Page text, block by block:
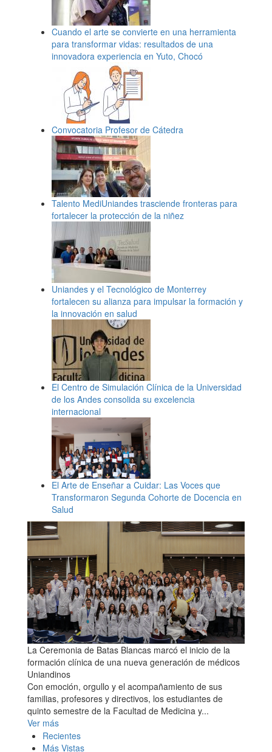
Cuando el arte se convierte en una herramienta
para transformar vidas: resultados de una
innovadora experiencia en Yuto, Chocó
Convocatoria Profesor de Cátedra
Talento MediUniandes trasciende fronteras para
fortalecer la protección de la niñez
Uniandes y el Tecnológico de Monterrey
fortalecen su alianza para impulsar la formación y
la innovación en salud
El Centro de Simulación Clínica de la Universidad
de los Andes consolida su excelencia
internacional
El Arte de Enseñar a Cuidar: Las Voces que
Transformaron Segunda Cohorte de Docencia en
Salud
La Ceremonia de Batas Blancas marcó el inicio de la
formación clínica de una nueva generación de médicos
Uniandinos
Con emoción, orgullo y el acompañamiento de sus
familias, profesores y directivos, los estudiantes de
quinto semestre de la Facultad de Medicina y...
Ver más
Recientes
Más Vistas